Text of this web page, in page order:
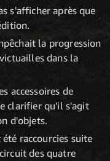
s'afficher après que
la progression
dans la
accessoires de
clarifier qu'il s'agit
d'objets.
raccourcies suite
des quatre